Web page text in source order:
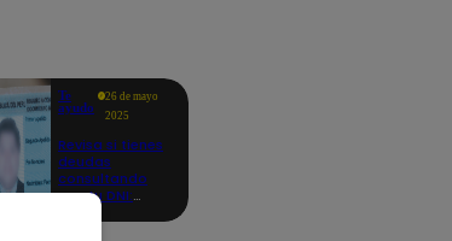
Te
ayudo
26 de mayo
2025
Revisa si tienes
deudas
consultando
con tu DNI: